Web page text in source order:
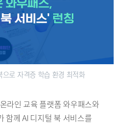
으로 자격증 학습 환경 최적화
라인 교육 플랫폼 와우패스와
함께 AI 디지털 북 서비스를